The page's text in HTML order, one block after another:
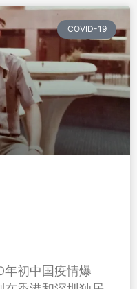
COVID-19
初中国疫情爆